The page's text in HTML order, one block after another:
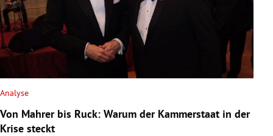
Analyse
Von Mahrer bis Ruck: Warum der Kammerstaat in der
Krise steckt